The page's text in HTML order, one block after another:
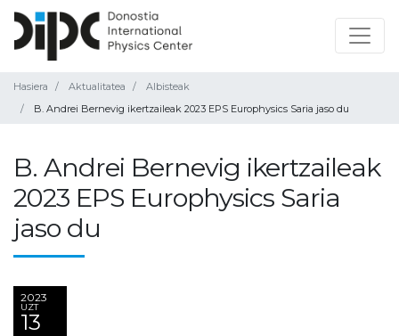
Hasiera Aktualitatea
Albisteak
B. Andrei Bernevig ikertzaileak 2023 EPS Europhysics Saria jaso du
B. Andrei Bernevig ikertzaileak
2023 EPS Europhysics Saria
jaso du
2023
UZT
13